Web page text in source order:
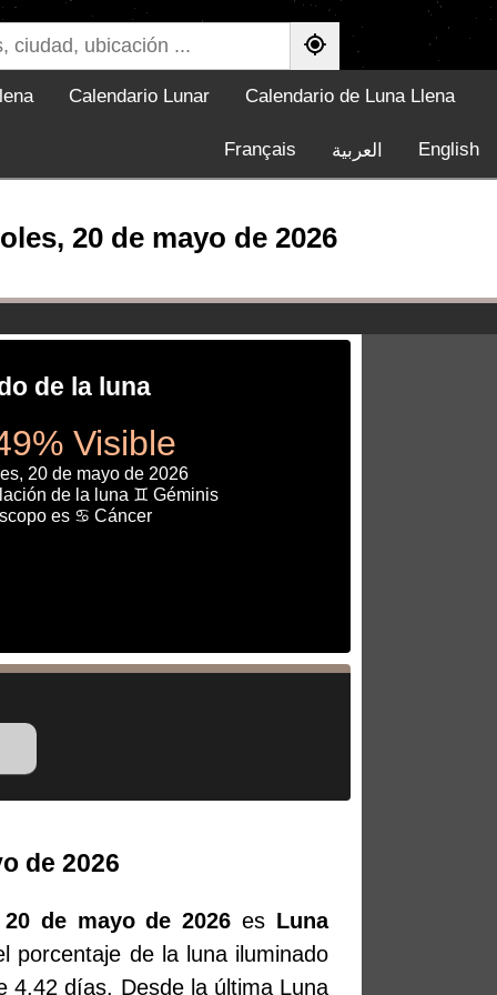
Calendario Lunar Calendario de Luna Llena
English العربية Français
20 de mayo de 2026
de la luna
Visible
20 de mayo de 2026
de la luna ♊ Géminis
es ♋ Cáncer
de 2026
de mayo de 2026 es Luna
porcentaje de la luna iluminado
4.42 días. Desde la última Luna